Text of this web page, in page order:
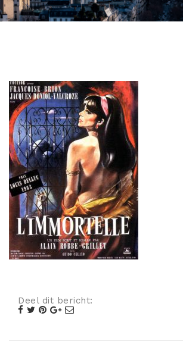
Horror
Misdaad
Musical
Oorlogsfilm
Romantische komedie
Thriller
Deel dit bericht: